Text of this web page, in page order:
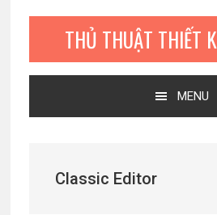
THỦ THUẬT THIẾT
MENU
Classic Editor